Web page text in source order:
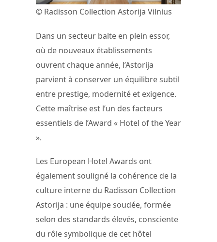
© Radisson Collection Astorija Vilnius
Dans un secteur balte en plein essor,
où de nouveaux établissements
ouvrent chaque année, l’Astorija
parvient à conserver un équilibre subtil
entre prestige, modernité et exigence.
Cette maîtrise est l’un des facteurs
essentiels de l’Award « Hotel of the Year
».
Les European Hotel Awards ont
également souligné la cohérence de la
culture interne du Radisson Collection
Astorija : une équipe soudée, formée
selon des standards élevés, consciente
du rôle symbolique de cet hôtel